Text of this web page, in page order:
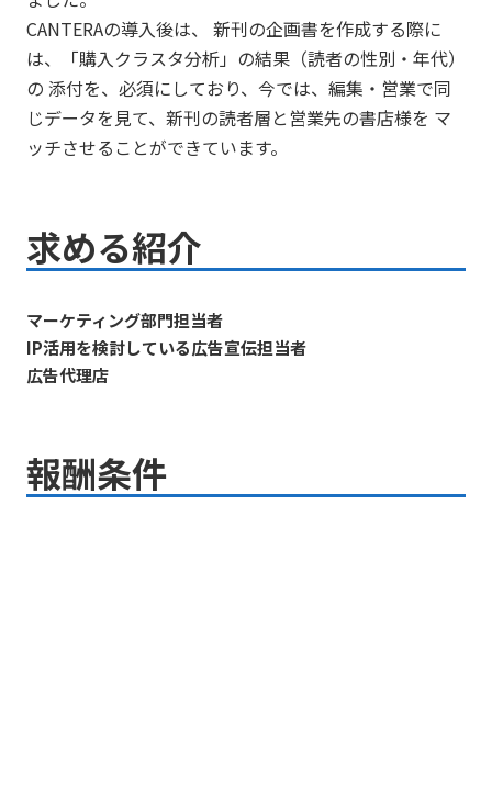
CANTERAの導入後は、 新刊の企画書を作成する際に
は、「購入クラスタ分析」の結果（読者の性別・年代）
の 添付を、必須にしており、今では、編集・営業で同
じデータを見て、新刊の読者層と営業先の書店様を マ
ッチさせることができています。
求める紹介
マーケティング部門担当者
IP活用を検討している広告宣伝担当者
広告代理店
報酬条件